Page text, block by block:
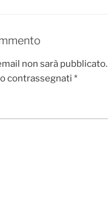
non sarà pubblicato.
contrassegnati *